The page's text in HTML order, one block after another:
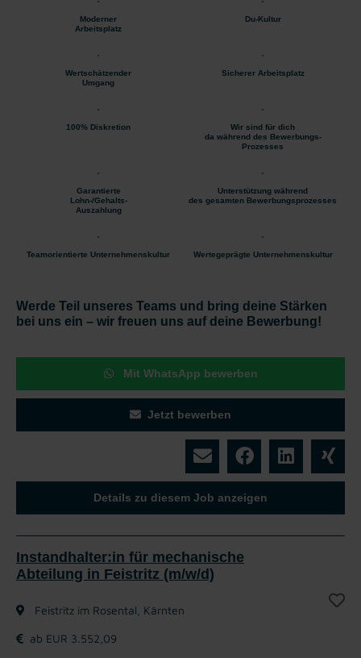
Moderner
Arbeitsplatz
Du-Kultur
Wertschätzender
Umgang
Sicherer Arbeitsplatz
100% Diskretion
Wir sind für dich
da während des Bewerbungs-
Prozesses
Garantierte
Lohn-/Gehalts-
Auszahlung
Unterstützung während
des gesamten Bewerbungsprozesses
Teamorientierte Unternehmenskultur Wertegeprägte Unternehmenskultur
Werde Teil unseres Teams und bring deine Stärken
bei uns ein – wir freuen uns auf deine Bewerbung!
Mit WhatsApp bewerben
Jetzt bewerben
Details zu diesem Job anzeigen
Instandhalter:in für mechanische
Abteilung in Feistritz (m/w/d)
Feistritz im Rosental, Kärnten
ab EUR 3.552,09